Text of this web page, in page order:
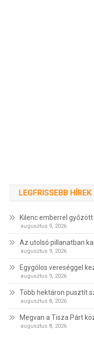
LEGFRISSEBB HÍREK
Kilenc emberrel
augusztus 9, 2026
Az utolsó pillanatban
augusztus 9, 2026
Egygólos vereséggel
augusztus 9, 2026
Több hektáron pusztít
augusztus 8, 2026
Megvan a Tisza Párt
augusztus 8, 2026